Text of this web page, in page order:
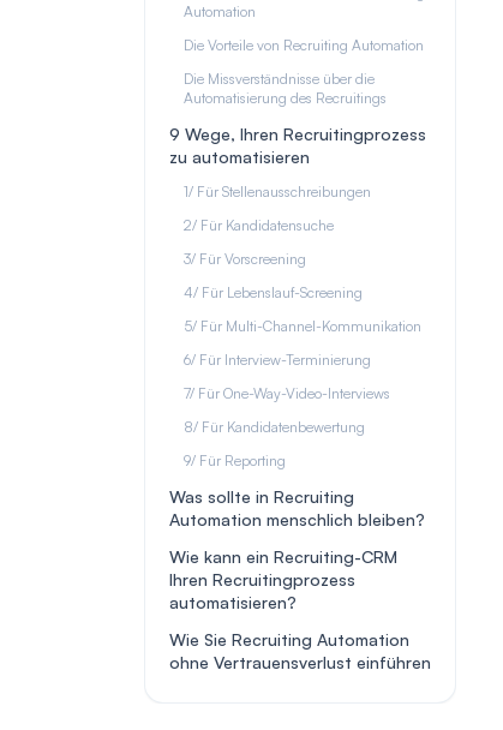
Automation
Die Vorteile von Recruiting Automation
Die Missverständnisse über die
Automatisierung des Recruitings
9 Wege, Ihren Recruitingprozess
zu automatisieren
1/ Für Stellenausschreibungen
2/ Für Kandidatensuche
3/ Für Vorscreening
4/ Für Lebenslauf-Screening
5/ Für Multi-Channel-Kommunikation
6/ Für Interview-Terminierung
7/ Für One-Way-Video-Interviews
8/ Für Kandidatenbewertung
9/ Für Reporting
Was sollte in Recruiting
Automation menschlich bleiben?
Wie kann ein Recruiting-CRM
Ihren Recruitingprozess
automatisieren?
Wie Sie Recruiting Automation
ohne Vertrauensverlust einführen